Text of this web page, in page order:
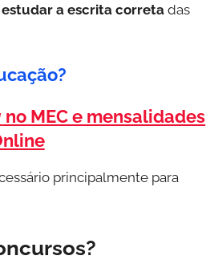
estudar a escrita correta das
no MEC e mensalidades
principalmente para